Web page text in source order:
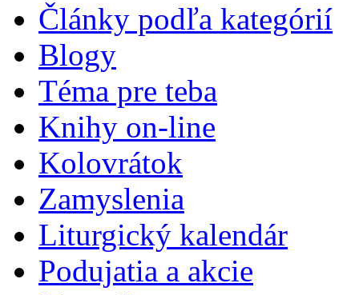
Články podľa kategórií
Blogy
Téma pre teba
Knihy on-line
Kolovrátok
Zamyslenia
Liturgický kalendár
Podujatia a akcie